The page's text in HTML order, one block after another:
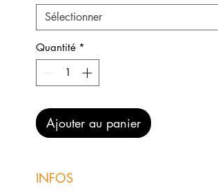
Sélectionner
Quantité *
Ajouter au panier
INFOS